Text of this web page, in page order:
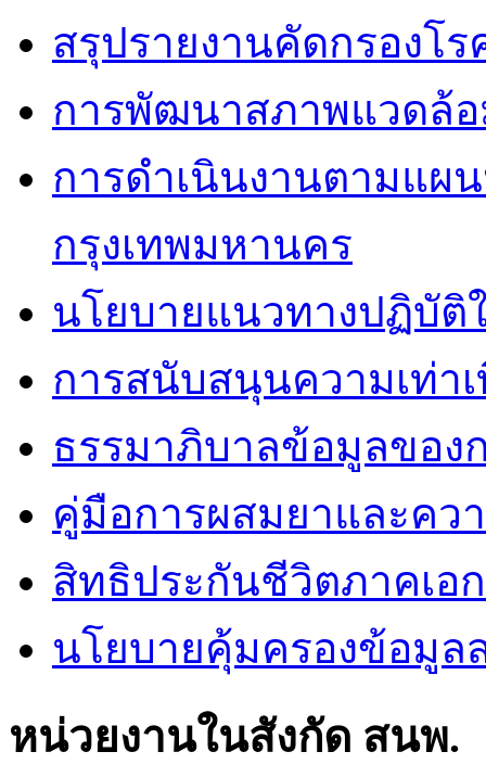
สรุปรายงานคัดกรองโ
การพัฒนาสภาพแวดล้อ
การดำเนินงานตามแผ
กรุงเทพมหานคร
นโยบายแนวทางปฏิบัติ
การสนับสนุนความเท่า
ธรรมาภิบาลข้อมูลของ
คู่มือการผสมยาและคว
สิทธิประกันชีวิตภาคเอ
นโยบายคุ้มครองข้อมูล
หน่วยงานในสังกัด สนพ.